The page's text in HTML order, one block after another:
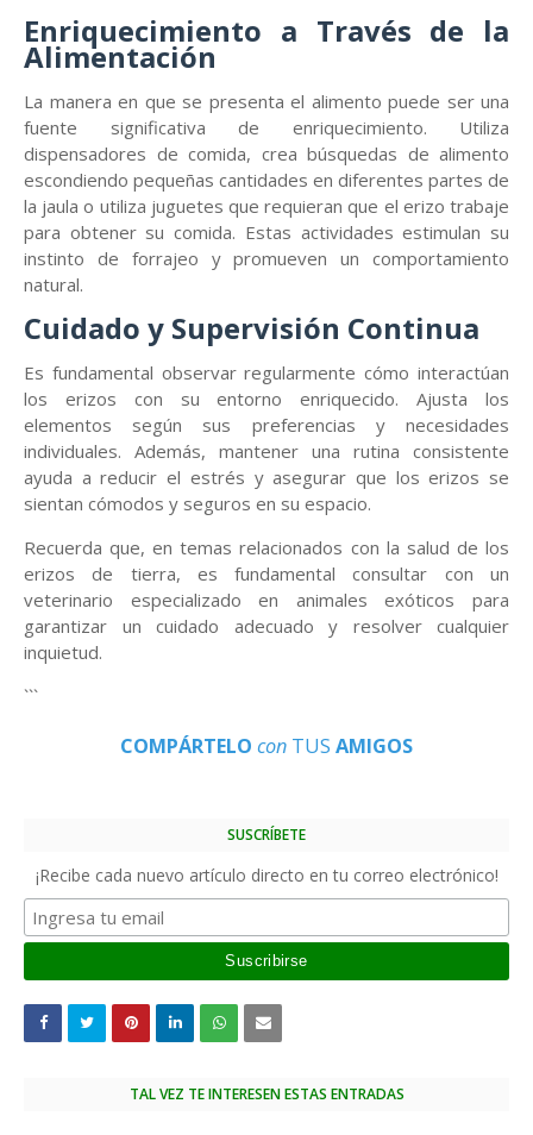
Enriquecimiento a Través de la
Alimentación
La manera en que se presenta el alimento puede ser una
fuente significativa de enriquecimiento. Utiliza
dispensadores de comida, crea búsquedas de alimento
escondiendo pequeñas cantidades en diferentes partes de
la jaula o utiliza juguetes que requieran que el erizo trabaje
para obtener su comida. Estas actividades estimulan su
instinto de forrajeo y promueven un comportamiento
natural.
Cuidado y Supervisión Continua
Es fundamental observar regularmente cómo interactúan
los erizos con su entorno enriquecido. Ajusta los
elementos según sus preferencias y necesidades
individuales. Además, mantener una rutina consistente
ayuda a reducir el estrés y asegurar que los erizos se
sientan cómodos y seguros en su espacio.
Recuerda que, en temas relacionados con la salud de los
erizos de tierra, es fundamental consultar con un
veterinario especializado en animales exóticos para
garantizar un cuidado adecuado y resolver cualquier
inquietud.
```
COMPÁRTELO con TUS AMIGOS
SUSCRÍBETE
¡Recibe cada nuevo artículo directo en tu correo electrónico!
TAL VEZ TE INTERESEN ESTAS ENTRADAS